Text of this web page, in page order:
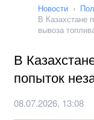
Новости
В Казахстане
вывоза
В
попыток
08.07.2026, 13:08